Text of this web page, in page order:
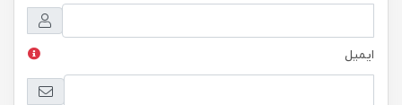
ایمیل